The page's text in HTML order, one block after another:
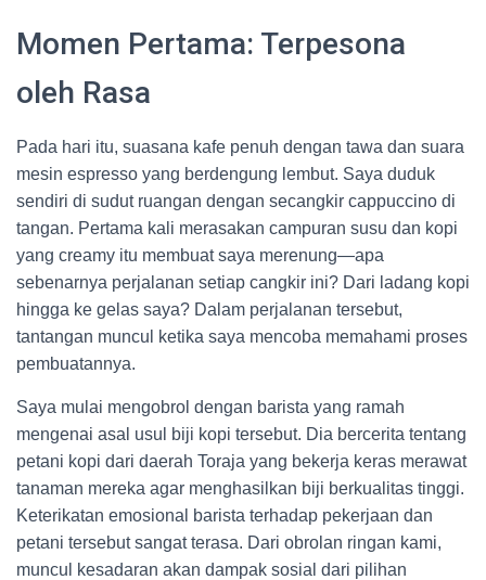
Momen Pertama: Terpesona
oleh Rasa
Pada hari itu, suasana kafe penuh dengan tawa dan suara
mesin espresso yang berdengung lembut. Saya duduk
sendiri di sudut ruangan dengan secangkir cappuccino di
tangan. Pertama kali merasakan campuran susu dan kopi
yang creamy itu membuat saya merenung—apa
sebenarnya perjalanan setiap cangkir ini? Dari ladang kopi
hingga ke gelas saya? Dalam perjalanan tersebut,
tantangan muncul ketika saya mencoba memahami proses
pembuatannya.
Saya mulai mengobrol dengan barista yang ramah
mengenai asal usul biji kopi tersebut. Dia bercerita tentang
petani kopi dari daerah Toraja yang bekerja keras merawat
tanaman mereka agar menghasilkan biji berkualitas tinggi.
Keterikatan emosional barista terhadap pekerjaan dan
petani tersebut sangat terasa. Dari obrolan ringan kami,
muncul kesadaran akan dampak sosial dari pilihan